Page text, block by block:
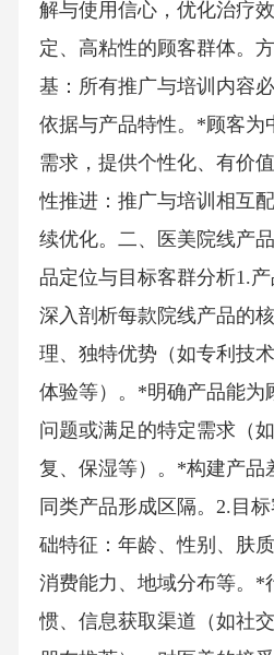
解与使用信心，优化治疗
定、高粘性的顾客群体。
基：所有推广与培训内容
依据与产品特性。*顾客为
需求，提供个性化、有价
性推进：推广与培训相互
续优化。二、医美院线产
品定位与目标客群分析1.
深入剖析每款院线产品的
理、独特优势（如专利技
体验等）。*明确产品能为
问题或满足的特定需求（
复、保湿等）。*构建产品
同类产品形成区隔。2.目
础特征：年龄、性别、肤
消费能力、地域分布等。*
惯、信息获取渠道（如社